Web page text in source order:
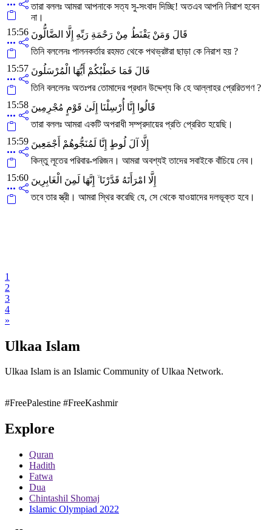
তারা বললঃ আমরা আপনাকে সত্য সু-সংবাদ দিচ্ছি! অতএব আপনি নিরাশ হবেন
না।
15:56 قَالَ وَمَنْ يَقْنَطُ مِنْ رَحْمَةِ رَبِّهِ إِلَّا الضَّالُّونَ
তিনি বললেনঃ পালনকর্তার রহমত থেকে পথভ্রষ্টরা ছাড়া কে নিরাশ হয় ?
15:57 قَالَ فَمَا خَطْبُكُمْ أَيُّهَا الْمُرْسَلُونَ
তিনি বললেনঃ অতঃপর তোমাদের প্রধান উদ্দেশ্য কি হে আল্লাহর প্রেরিতগণ ?
15:58 قَالُوا إِنَّا أُرْسِلْنَا إِلَىٰ قَوْمٍ مُجْرِمِينَ
তারা বললঃ আমরা একটি অপরাধী সম্প্রদায়ের প্রতি প্রেরিত হয়েছি।
15:59 إِلَّا آلَ لُوطٍ إِنَّا لَمُنَجُّوهُمْ أَجْمَعِينَ
কিন্তু লূতের পরিবার-পরিজন। আমরা অবশ্যই তাদের সবাইকে বাঁচিয়ে নেব।
15:60 إِلَّا امْرَأَتَهُ قَدَّرْنَا ۙ إِنَّهَا لَمِنَ الْغَابِرِينَ
তবে তার স্ত্রী। আমরা স্থির করেছি যে, সে থেকে যাওয়াদের দলভূক্ত হবে।
1
2
3
4
»
Ulkaa Islam
Ulkaa Islam is an Islamic Community of Ulkaa Network.
#FreePalestine #FreeKashmir
Explore
Quran
Hadith
Fatwa
Dua
Chintashil Shomaj
Islamic Olympiad 2022